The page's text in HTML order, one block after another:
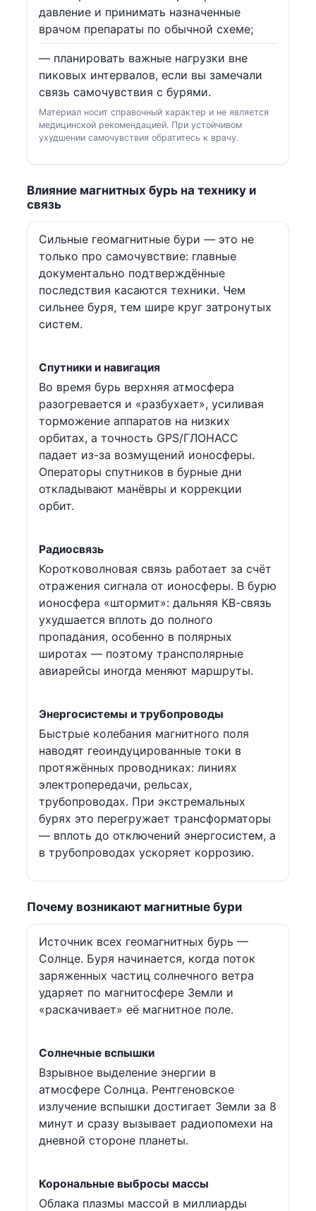
давление и принимать назначенные
врачом препараты по обычной схеме;
— планировать важные нагрузки вне
пиковых интервалов, если вы замечали
связь самочувствия с бурями.
Материал носит справочный характер и не является
медицинской рекомендацией. При устойчивом
ухудшении самочувствия обратитесь к врачу.
Влияние магнитных бурь на технику и
связь
Сильные геомагнитные бури — это не
только про самочувствие: главные
документально подтверждённые
последствия касаются техники. Чем
сильнее буря, тем шире круг затронутых
систем.
Спутники и навигация
Во время бурь верхняя атмосфера
разогревается и «разбухает», усиливая
торможение аппаратов на низких
орбитах, а точность GPS/ГЛОНАСС
падает из-за возмущений ионосферы.
Операторы спутников в бурные дни
откладывают манёвры и коррекции
орбит.
Радиосвязь
Коротковолновая связь работает за счёт
отражения сигнала от ионосферы. В бурю
ионосфера «штормит»: дальняя КВ-связь
ухудшается вплоть до полного
пропадания, особенно в полярных
широтах — поэтому трансполярные
авиарейсы иногда меняют маршруты.
Энергосистемы и трубопроводы
Быстрые колебания магнитного поля
наводят геоиндуцированные токи в
протяжённых проводниках: линиях
электропередачи, рельсах,
трубопроводах. При экстремальных
бурях это перегружает трансформаторы
— вплоть до отключений энергосистем, а
в трубопроводах ускоряет коррозию.
Почему возникают магнитные бури
Источник всех геомагнитных бурь —
Солнце. Буря начинается, когда поток
заряженных частиц солнечного ветра
ударяет по магнитосфере Земли и
«раскачивает» её магнитное поле.
Солнечные вспышки
Взрывное выделение энергии в
атмосфере Солнца. Рентгеновское
излучение вспышки достигает Земли за 8
минут и сразу вызывает радиопомехи на
дневной стороне планеты.
Корональные выбросы массы
Облака плазмы массой в миллиарды